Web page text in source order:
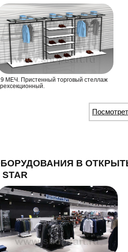
МЕЧ. Пристенный торговый стеллаж
В